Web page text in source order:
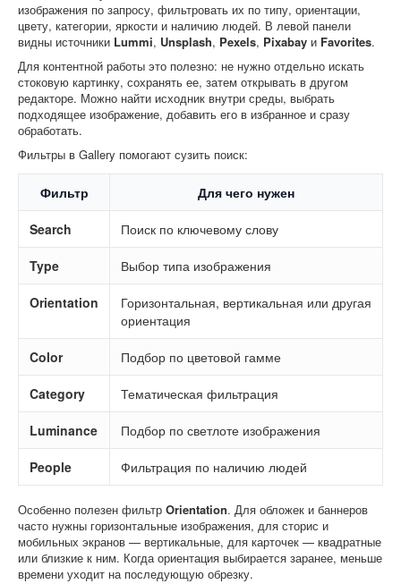
изображения по запросу, фильтровать их по типу, ориентации,
цвету, категории, яркости и наличию людей. В левой панели
видны источники Lummi, Unsplash, Pexels, Pixabay и Favorites.
Для контентной работы это полезно: не нужно отдельно искать
стоковую картинку, сохранять ее, затем открывать в другом
редакторе. Можно найти исходник внутри среды, выбрать
подходящее изображение, добавить его в избранное и сразу
обработать.
Фильтры в Gallery помогают сузить поиск:
Фильтр Для чего нужен
Search Поиск по ключевому слову
Type Выбор типа изображения
Orientation
Горизонтальная, вертикальная или другая
ориентация
Color Подбор по цветовой гамме
Category Тематическая фильтрация
Luminance Подбор по светлоте изображения
People Фильтрация по наличию людей
Особенно полезен фильтр Orientation. Для обложек и баннеров
часто нужны горизонтальные изображения, для сторис и
мобильных экранов — вертикальные, для карточек — квадратные
или близкие к ним. Когда ориентация выбирается заранее, меньше
времени уходит на последующую обрезку.